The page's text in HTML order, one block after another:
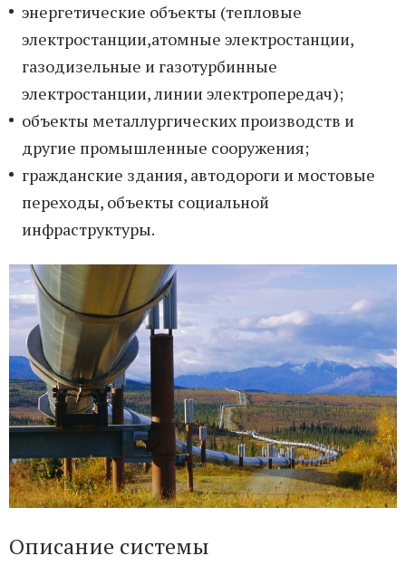
энергетические объекты (тепловые
электростанции,атомные электростанции,
газодизельные и газотурбинные
электростанции, линии электропередач);
объекты металлургических производств и
другие промышленные сооружения;
гражданские здания, автодороги и мостовые
переходы, объекты социальной
инфраструктуры.
Описание системы